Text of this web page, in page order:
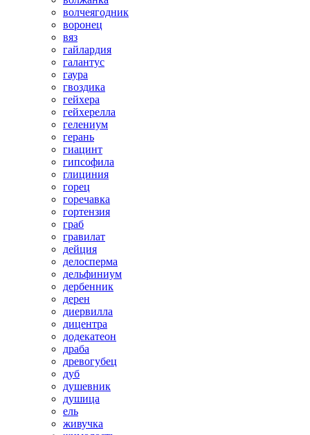
волчеягодник
воронец
вяз
гайлардия
галантус
гаура
гвоздика
гейхера
гейхерелла
гелениум
герань
гиацинт
гипсофила
глициния
горец
горечавка
гортензия
граб
гравилат
дейция
делосперма
дельфиниум
дербенник
дерен
диервилла
дицентра
додекатеон
драба
древогубец
дуб
душевник
душица
ель
живучка